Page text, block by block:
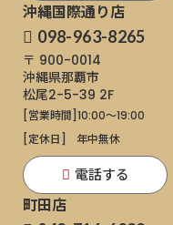
沖縄国際通り店
098-963-8265
〒 900-0014
沖縄県那覇市
松尾2-5-39 2F
[営業時間]10:00～19:00
[定休日]
年中無休
電話する
町田店